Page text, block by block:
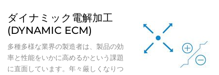
ダイナミック電解加工
(DYNAMIC ECM)
多種多様な業界の製造者は、製品の効
率と性能をいかに高めるかという課題
に直面しています。年々厳しくなりつ